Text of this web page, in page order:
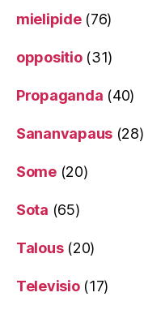
mielipide(76)
oppositio(31)
Propaganda (40)
Sananvapaus (28)
Some(20)
Sota (65)
Talous(20)
Televisio(17)